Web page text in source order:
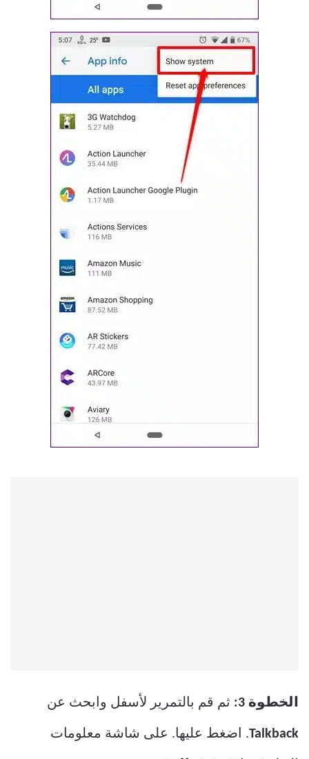
الخطوة 3: ثم قم بالتمرير لأسفل وابحث عن
Talkback. اضغط عليها. على شاشة معلومات